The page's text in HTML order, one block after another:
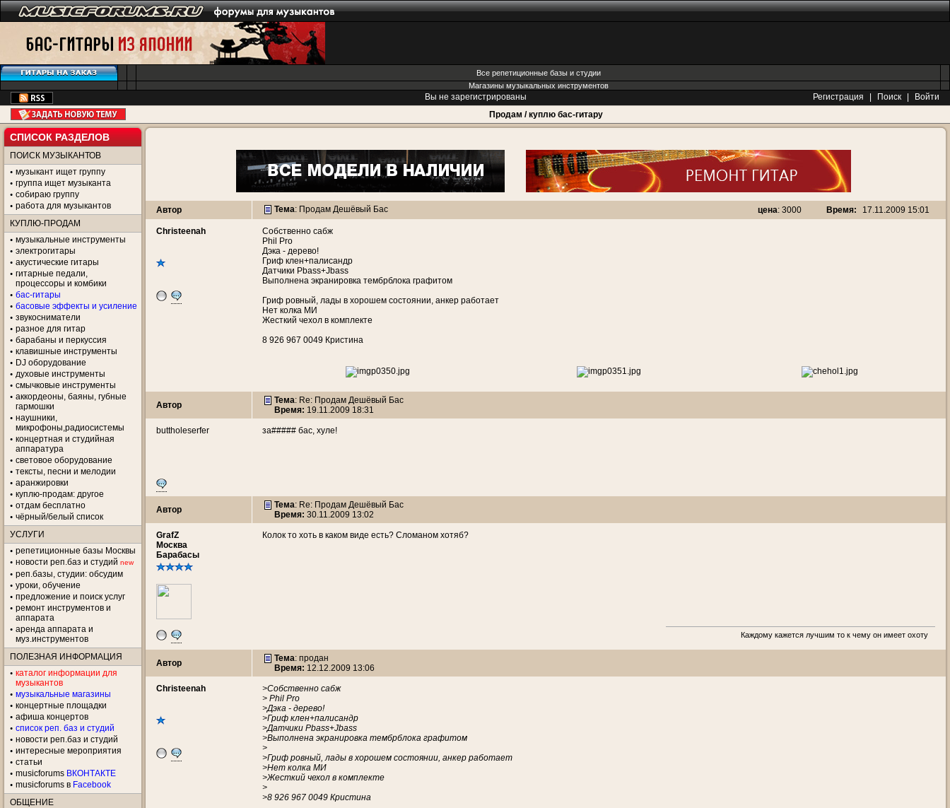
Все репетиционные базы и студии
Магазины музыкальных инструментов
Вы не зарегистрированы Регистрация Поиск
Войти
Продам / куплю бас-гитару
СПИСОК РАЗДЕЛОВ
ПОИСК МУЗЫКАНТОВ
музыкант ищет группу
группа ищет музыканта
собираю группу
работа для музыкантов
КУПЛЮ-ПРОДАМ
музыкальные инструменты
электрогитары
акустические гитары
гитарные педали,
процессоры и комбики
бас-гитары
басовые эффекты и усиление
звукосниматели
разное для гитар
барабаны и перкуссия
клавишные инструменты
DJ оборудование
духовые инструменты
смычковые инструменты
аккордеоны, баяны, губные
гармошки
наушники,
микрофоны,радиосистемы
концертная и студийная
аппаратура
световое оборудование
тексты, песни и мелодии
аранжировки
куплю-продам: другое
отдам бесплатно
чёрный/белый список
УСЛУГИ
репетиционные базы Москвы
новости реп.баз и студий new
реп.базы, студии: обсудим
уроки, обучение
предложение и поиск услуг
ремонт инструментов и
аппарата
аренда аппарата и
муз.инструментов
ПОЛЕЗНАЯ ИНФОРМАЦИЯ
каталог информации для
музыкантов
музыкальные магазины
концертные площадки
aфиша концертов
список реп. баз и студий
новости реп.баз и студий
интересные мероприятия
статьи
musicforums ВКОНТАКТЕ
musicforums в Facebook
ОБЩЕНИЕ
Автор Тема: Продам Дешёвый Бас цена: 3000 Время: 17.11.2009 15:01
Christeenah
Собственно сабж
Phil Pro
Дэка - дерево!
Гриф клен+палисандр
Датчики Pbass+Jbass
Выполнена экранировка тембрблока графитом
Гриф ровный, лады в хорошем состоянии, анкер работает
Нет колка МИ
Жесткий чехол в комплекте
8 926 967 0049 Кристина
Автор Тема: Re: Продам Дешёвый Бас
Время: 19.11.2009 18:31
buttholeserfer за##### бас, хуле!
Автор Тема: Re: Продам Дешёвый Бас
Время: 30.11.2009 13:02
GrafZ
Москва
Барабасы
Колок то хоть в каком виде есть? Сломаном хотяб?
Каждому кажется лучшим то к чему он имеет охоту
Автор Тема: продан
Время: 12.12.2009 13:06
Christeenah
>Собственно сабж
> Phil Pro
>Дэка - дерево!
>Гриф клен+палисандр
>Датчики Pbass+Jbass
>Выполнена экранировка тембрблока графитом
>
>Гриф ровный, лады в хорошем состоянии, анкер работает
>Нет колка МИ
>Жесткий чехол в комплекте
>
>8 926 967 0049 Кристина